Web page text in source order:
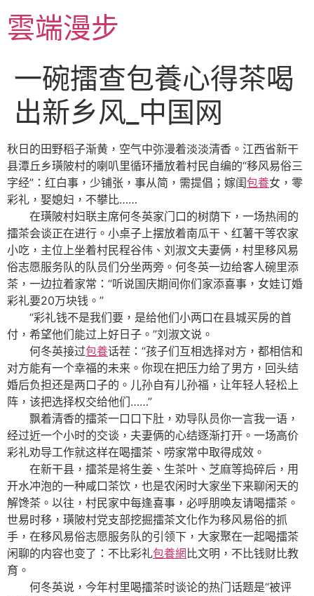
至雲端漫步
一碗擂查包養心得茶喝
出新乡风_中国网
秋日的田野稻子渐黄，空气中弥漫着淡淡清香。江西省新干
县潭丘乡璜陂村的喇叭里循环播放着村民自编的“移风易俗三
字经”：红白事，少铺张，事从简，需提倡；嫁闺包養女，零
彩礼，娶媳妇，不攀比……
在璜陂村妇联主席何冬英家门口的树荫下，一场热闹的
擂茶会谈正在进行。小桌子上摆放着南瓜干、红薯干等农家
小吃，主位上坐着村民程谷伟、刘淑文夫妻俩，村里移风易
俗志愿服务队的队员们分坐两旁。何冬英一边给客人碗里添
茶，一边拉着家常：“听说国庆期间你们家添喜事，女娃订婚
彩礼要20万块钱。”
“彩礼钱不是我们要，是给他们小两口在县城买房的首
付，希望他们能过上好日子。”刘淑文说。
何冬英接过包養话茬：“孩子们互相选择对方，都相信和
对方能有一个幸福的未来。你现在把压力给了男方，回头结
婚后负担还是两口子的。儿孙自有儿孙福，让年轻人轻松上
阵，该把选择权交给他们……”
飘着清香的擂茶一口口下肚，劝导队员你一言我一语，
经过近一个小时的交谈，夫妻俩的心结逐渐打开。一场高价
彩礼劝导工作就这样在喝擂茶、唠家常中取得成效。
在新干县，擂茶是将生姜、生茶叶、芝麻等捣碎后，用
开水冲泡的一种咸口茶饮，也是农闲时大家坐下来聊闲天的
解馋茶。以往，村民家中每逢喜事，必呼朋唤友请喝擂茶。
世易时移，璜陂村党支部挖掘擂茶文化作为移风易俗的抓
手，在移风易俗志愿服务队的引领下，大家聚在一起喝擂茶
闲聊的内容也变了：不比彩礼包養網 比文明，不比钱财比教
育。
何冬英说，今年村里喝擂茶时谈论的热门话题是“被评